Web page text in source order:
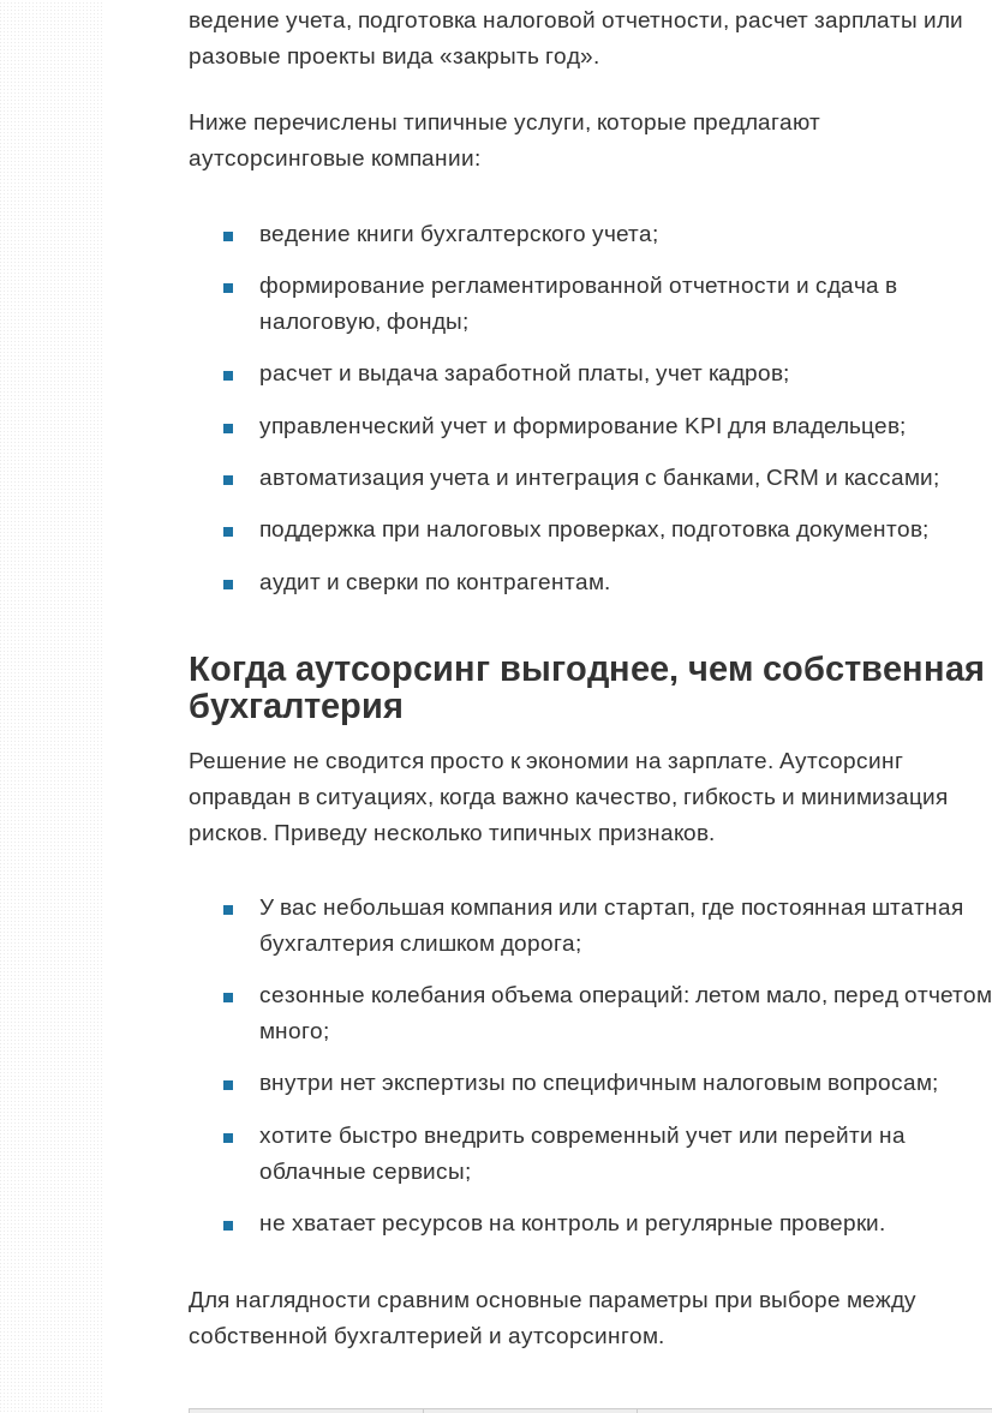
ведение учета, подготовка налоговой отчетности, расчет зарплаты или
разовые проекты вида «закрыть год».
Ниже перечислены типичные услуги, которые предлагают
аутсорсинговые компании:
ведение книги бухгалтерского учета;
формирование регламентированной отчетности и сдача в
налоговую, фонды;
расчет и выдача заработной платы, учет кадров;
управленческий учет и формирование KPI для владельцев;
автоматизация учета и интеграция с банками, CRM и кассами;
поддержка при налоговых проверках, подготовка документов;
аудит и сверки по контрагентам.
Когда аутсорсинг выгоднее, чем собственная
бухгалтерия
Решение не сводится просто к экономии на зарплате. Аутсорсинг
оправдан в ситуациях, когда важно качество, гибкость и минимизация
рисков. Приведу несколько типичных признаков.
У вас небольшая компания или стартап, где постоянная штатная
бухгалтерия слишком дорога;
сезонные колебания объема операций: летом мало, перед отчетом
много;
внутри нет экспертизы по специфичным налоговым вопросам;
хотите быстро внедрить современный учет или перейти на
облачные сервисы;
не хватает ресурсов на контроль и регулярные проверки.
Для наглядности сравним основные параметры при выборе между
собственной бухгалтерией и аутсорсингом.